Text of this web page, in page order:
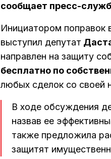
сообщает пресс-
Инициатором поправок
выступил депутат
направлен на защиту
бесплатно по
любых сделок со своей
В ходе обсуждения
назвав ее
также предложила
защитят